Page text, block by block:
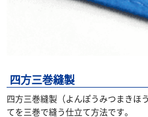
四方三巻縫製
四方三巻縫製（よんぽうみつまきほ
てを三巻で縫う仕立て方法です。